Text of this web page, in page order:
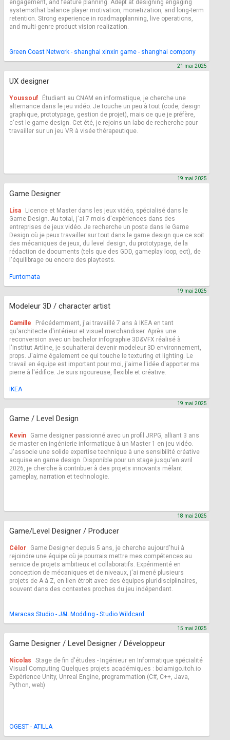
engagement, and feature planning. Adept at designing engaging
systemsthat balance player motivation, monetization, and long-term
retention. Strong experience in roadmapplanning, live operations,
and multi-genre product vision realization.
Green Coast Network - shanghai xinxin game - shanghai compony
UX designer
21 mai 2025
Youssouf
Étudiant au CNAM en informatique, je cherche une
alternance dans le jeu vidéo. Je touche un peu à tout (code, design
graphique, prototypage, gestion de projet), mais ce que je préfère,
c'est le game design. Cet été, je rejoins un labo de recherche pour
travailler sur un jeu VR à visée thérapeutique.
Game Designer
19 mai 2025
Lisa
Licence et Master dans les jeux vidéo, spécialisé dans le
Game Design. Au total, j'ai 7 mois d'expériences dans des
entreprises de jeux vidéo. Je recherche un poste dans le Game
Design où je peux travailler sur tout dans le game design que ce soit
des mécaniques de jeux, du level design, du prototypage, de la
rédaction de documents (tels que des GDD, gameplay loop, ect), de
l'équilibrage ou encore des playtests.
Funtomata
Modeleur 3D / character artist
19 mai 2025
Camille
Précédemment, j'ai travaillé 7 ans à IKEA en tant
qu'architecte d'intérieur et visuel merchandiser. Après une
reconversion avec un bachelor infographie 3D&VFX réalisé à
l'institut Artline, je souhaiterai devenir modeleur 3D environnement,
props. J'aime également ce qui touche le texturing et lighting. Le
travail en équipe est important pour moi, j'aime l'idée d'apporter ma
pierre à l'édifice. Je suis rigoureuse, flexible et créative.
IKEA
Game / Level Design
19 mai 2025
Kevin
Game designer passionné avec un profil JRPG, alliant 3 ans
de master en ingénierie informatique à un Master 1 en jeu vidéo.
J'associe une solide expertise technique à une sensibilité créative
acquise en game design. Disponible pour un stage jusqu'en avril
2026, je cherche à contribuer à des projets innovants mêlant
gameplay, narration et technologie.
Game/Level Designer / Producer
18 mai 2025
Célor
Game Designer depuis 5 ans, je cherche aujourd'hui à
rejoindre une équipe où je pourrais mettre mes compétences au
service de projets ambitieux et collaboratifs. Expérimenté en
conception de mécaniques et de niveaux, j'ai mené plusieurs
projets de A à Z, en lien étroit avec des équipes pluridisciplinaires,
souvent dans des contextes proches du jeu indépendant.
Maracas Studio - J&L Modding - Studio Wildcard
Game Designer / Level Designer / Développeur
15 mai 2025
Nicolas
Stage de fin d'études - Ingénieur en Informatique spécialité
Visual Computing Quelques projets académiques : bolamigo.itch.io
Expérience Unity, Unreal Engine, programmation (C#, C++, Java,
Python, web)
OGEST - ATILLA